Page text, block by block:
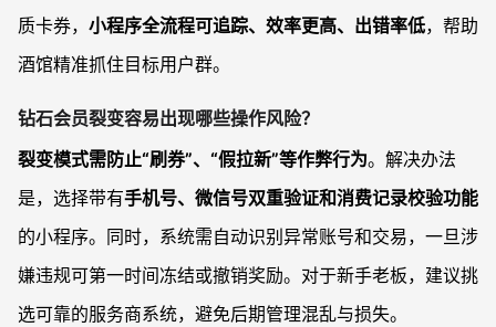
质卡券， 小程序全流程可追踪、效率更高、出错率低，帮助
酒馆精准抓住目标用户群。
钻石会员裂变容易出现哪些操作风险？
裂变模式需防止“刷券”、“假拉新”等作弊行为。解决办法
是，选择带有手机号、微信号双重验证和消费记录校验功能
的小程序。同时，系统需自动识别异常账号和交易，一旦涉
嫌违规可第一时间冻结或撤销奖励。对于新手老板，建议挑
选可靠的服务商系统，避免后期管理混乱与损失。